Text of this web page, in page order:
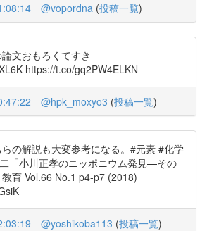
@vopordna (投稿一覧)
文おもろくてすき
https://t.co/gq2PW4ELKN
@hpk_moxyo3 (投稿一覧)
の解説も大変参考になる。#元素 #化学
「小川正孝のニッポニウム発見—その
育 Vol.66 No.1 p4-p7 (2018)
@yoshikoba113 (投稿一覧)